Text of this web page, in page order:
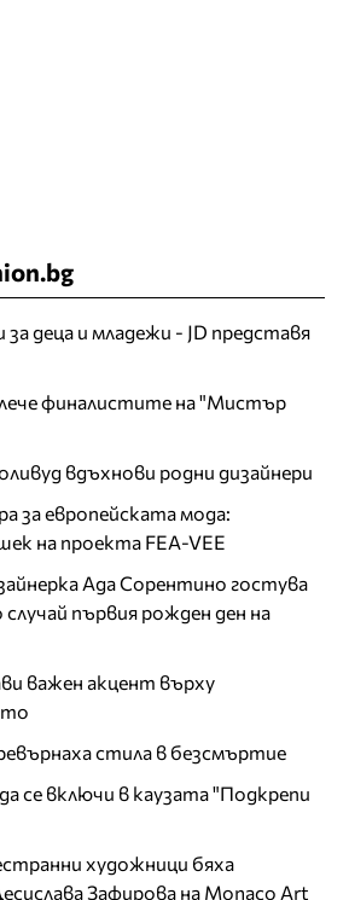
за деца и младежи - JD представя
финалистите на "Мистър
вдъхнови родни дизайнери
за европейската мода:
на проекта FEA-VEE
Ада Сорентино гостува
случай първия рожден ден на
важен акцент върху
стила в безсмъртие
се включи в каузата "Подкрепи
художници бяха
Зафирова на Monaco Art